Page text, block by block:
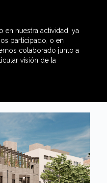
en nuestra actividad, ya
participado, o en
colaborado junto a
visión de la